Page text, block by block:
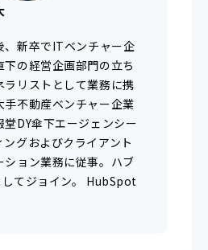
、新卒でITベンチャー企
の経営企画部門の立ち
ラリストとして業務に携
手不動産ベンチャー企業
DY傘下エージェンシー
グおよびクライアント
ション業務に従事。ハブ
てジョイン。 HubSpot